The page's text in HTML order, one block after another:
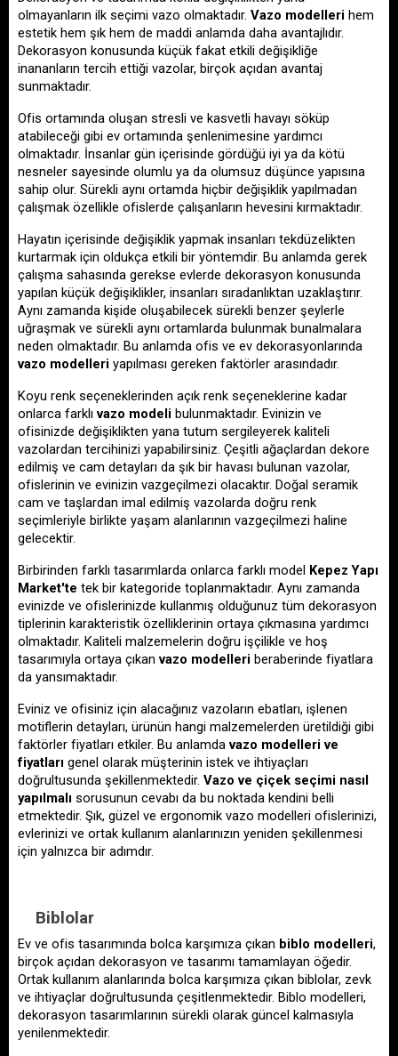
olmayanların ilk seçimi vazo olmaktadır. Vazo modelleri hem
estetik hem şık hem de maddi anlamda daha avantajlıdır.
Dekorasyon konusunda küçük fakat etkili değişikliğe
inananların tercih ettiği vazolar, birçok açıdan avantaj
sunmaktadır.
Ofis ortamında oluşan stresli ve kasvetli havayı söküp
atabileceği gibi ev ortamında şenlenimesine yardımcı
olmaktadır. İnsanlar gün içerisinde gördüğü iyi ya da kötü
nesneler sayesinde olumlu ya da olumsuz düşünce yapısına
sahip olur. Sürekli aynı ortamda hiçbir değişiklik yapılmadan
çalışmak özellikle ofislerde çalışanların hevesini kırmaktadır.
Hayatın içerisinde değişiklik yapmak insanları tekdüzelikten
kurtarmak için oldukça etkili bir yöntemdir. Bu anlamda gerek
çalışma sahasında gerekse evlerde dekorasyon konusunda
yapılan küçük değişiklikler, insanları sıradanlıktan uzaklaştırır.
Aynı zamanda kişide oluşabilecek sürekli benzer şeylerle
uğraşmak ve sürekli aynı ortamlarda bulunmak bunalmalara
vazo modelleri yapılması gereken faktörler arasındadır.
Koyu renk seçeneklerinden açık renk seçeneklerine kadar
onlarca farklı vazo modeli bulunmaktadır. Evinizin ve
ofisinizde değişiklikten yana tutum sergileyerek kaliteli
vazolardan tercihinizi yapabilirsiniz. Çeşitli ağaçlardan dekore
edilmiş ve cam detayları da şık bir havası bulunan vazolar,
ofislerinin ve evinizin vazgeçilmezi olacaktır. Doğal seramik
cam ve taşlardan imal edilmiş vazolarda doğru renk
seçimleriyle birlikte yaşam alanlarının vazgeçilmezi haline
gelecektir.
Birbirinden farklı tasarımlarda onlarca farklı model Kepez Yapı
Market'te tek bir kategoride toplanmaktadır. Aynı zamanda
evinizde ve ofislerinizde kullanmış olduğunuz tüm dekorasyon
tiplerinin karakteristik özelliklerinin ortaya çıkmasına yardımcı
olmaktadır. Kaliteli malzemelerin doğru işçilikle ve hoş
tasarımıyla ortaya çıkan vazo modelleri beraberinde fiyatlara
da yansımaktadır.
Eviniz ve ofisiniz için alacağınız vazoların ebatları, işlenen
motiflerin detayları, ürünün hangi malzemelerden üretildiği gibi
faktörler fiyatları etkiler. Bu anlamda vazo modelleri ve
fiyatları genel olarak müşterinin istek ve ihtiyaçları
doğrultusunda şekillenmektedir. Vazo ve çiçek seçimi nasıl
yapılmalı sorusunun cevabı da bu noktada kendini belli
etmektedir. Şık, güzel ve ergonomik vazo modelleri ofislerinizi,
evlerinizi ve ortak kullanım alanlarınızın yeniden şekillenmesi
için yalnızca bir adımdır.
Biblolar
Ev ve ofis tasarımında bolca karşımıza çıkan biblo modelleri,
birçok açıdan dekorasyon ve tasarımı tamamlayan öğedir.
Ortak kullanım alanlarında bolca karşımıza çıkan biblolar, zevk
ve ihtiyaçlar doğrultusunda çeşitlenmektedir. Biblo modelleri,
dekorasyon tasarımlarının sürekli olarak güncel kalmasıyla
yenilenmektedir.